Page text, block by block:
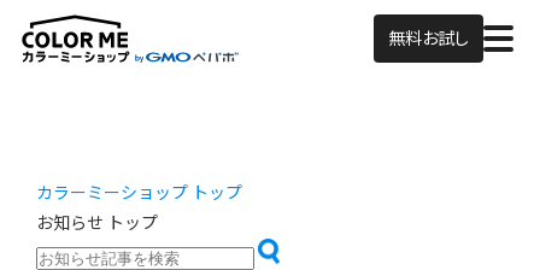
無料お試し
カラーミーショップ トップ
お知らせ トップ